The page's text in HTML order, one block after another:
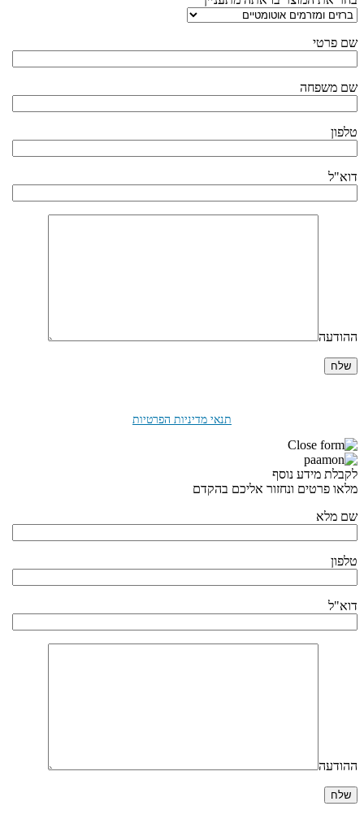
שם פרטי
שם משפחה
טלפון
דוא"ל
ההודעה
תנאי מדיניות הפרטיות
לקבלת מידע נוסף
מלאו פרטים ונחזור אליכם בהקדם
שם מלא
טלפון
דוא"ל
ההודעה